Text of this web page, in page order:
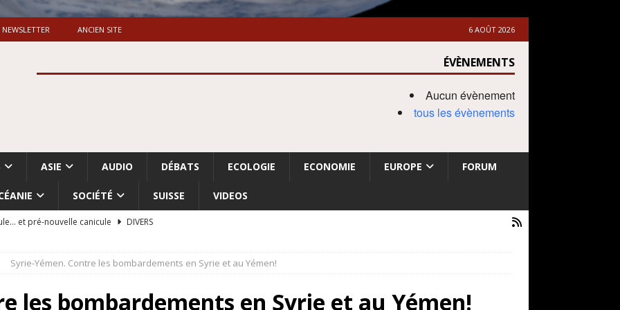
NEWSLETTER ANCIEN SITE 6 AOÛT 2026
ÉVÈNEMENTS
Aucun évènement
tous les évènements
ASIE AUDIO DÉBATS ECOLOGIE ECONOMIE EUROPE FORUM
SOCIÉTÉ SUISSE VIDEOS
et pré-nouvelle canicule
DIVERS
du nettoyage ethnique en Cisjordanie et à Gaza
ISRAËL
Syrie-Yémen. Contre les bombardements en Syrie et au Yémen!
les bombardements en Syrie et au Yémen!